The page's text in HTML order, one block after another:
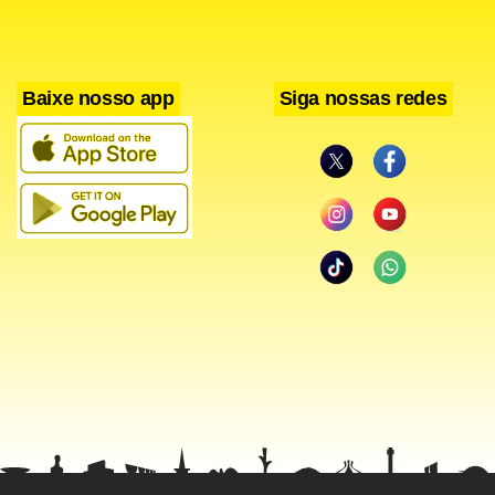
Facebook
WhatsApp
LinkedIn
Twitter
X Telegram
Share
Baixe nosso app Siga nossas redes